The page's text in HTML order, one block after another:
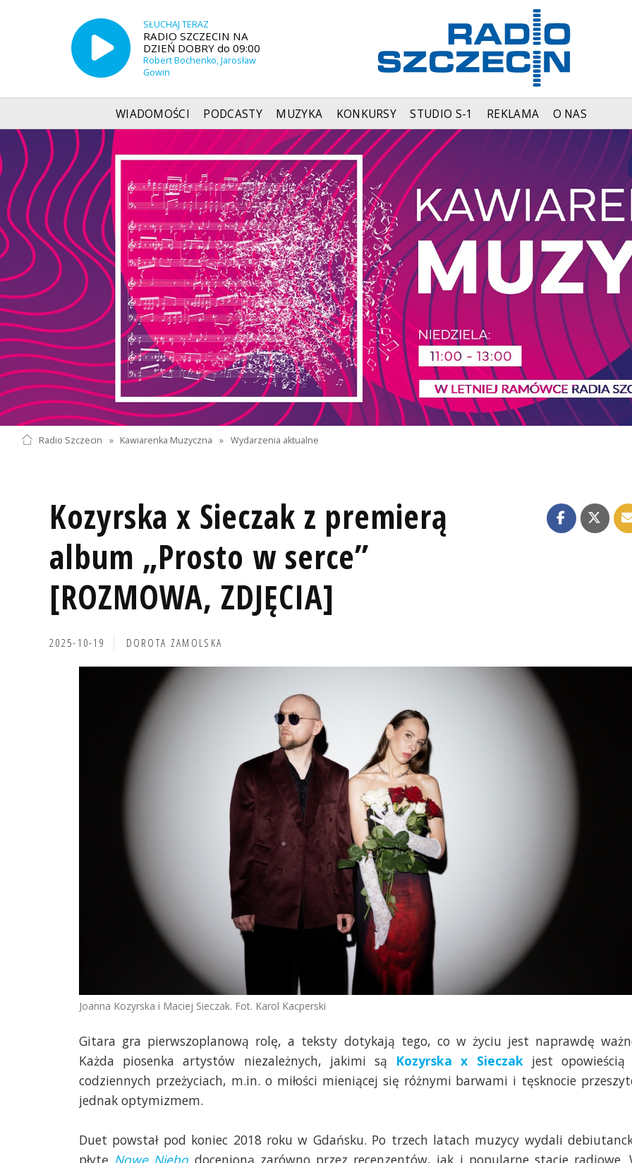
SŁUCHAJ TERAZ
RADIO SZCZECIN NA
DZIEŃ DOBRY do 09:00
Robert Bochenko, Jarosław
Gowin
WIADOMOŚCI PODCASTY MUZYKA KONKURSY STUDIO S-1 REKLAMA O NAS
Radio Szczecin » Kawiarenka Muzyczna » Wydarzenia aktualne
Kozyrska x Sieczak z premierą
album „Prosto w serce”
[ROZMOWA, ZDJĘCIA]
2025-10-19 DOROTA ZAMOLSKA
Joanna Kozyrska i Maciej Sieczak. Fot. Karol Kacperski
Gitara gra pierwszoplanową rolę, a teksty dotykają tego, co w życiu jest naprawdę
Każda piosenka artystów niezależnych, jakimi są Kozyrska x Sieczakjest opowieścią
codziennych przeżyciach, m.in. o miłości mieniącej się różnymi barwami i tęsknocie
jednak optymizmem.
Duet powstał pod koniec 2018 roku w Gdańsku. Po trzech latach muzycy wydali